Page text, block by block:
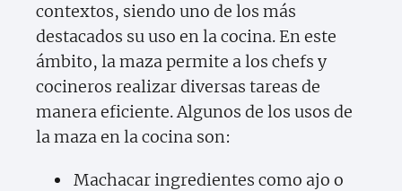
contextos, siendo uno de los más
destacados su uso en la cocina. En este
ámbito, la maza permite a los chefs y
cocineros realizar diversas tareas de
manera eficiente. Algunos de los usos de
la maza en la cocina son:
Machacar ingredientes como ajo o